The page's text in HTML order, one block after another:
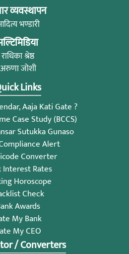
व्यवस्थापन
भण्डारी
राधिका श्रेष्ठ
अरुणा जोशी
Links
Aaja Kati Gate ?
Case Study (BCCS)
Sutukka Gunaso
Alert
Converter
Interest Rates
Horoscope
Check
Awards
My Bank
My CEO
/ Converters